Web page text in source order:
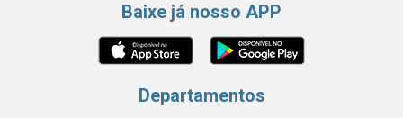
Baixe já nosso APP
Departamentos